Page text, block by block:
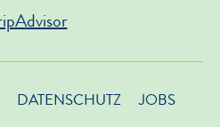
DATENSCHUTZ
JOBS